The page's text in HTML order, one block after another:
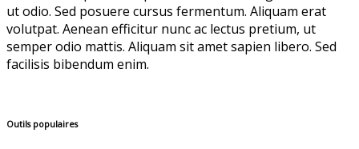
ut odio. Sed posuere cursus fermentum. Aliquam erat
volutpat. Aenean efficitur nunc ac lectus pretium, ut
semper odio mattis. Aliquam sit amet sapien libero. Sed
facilisis bibendum enim.
Outils populaires